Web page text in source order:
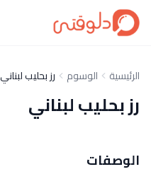
الرئيسية الوسوم رز بحليب لبناني
رز بحليب لبناني
الوصفات